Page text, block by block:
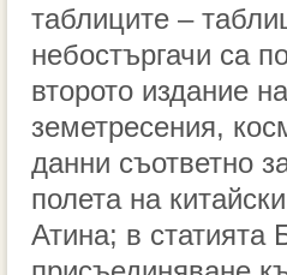
таблиците –
небостъргачи са
второто издание
земетресения,
данни съответно
полета на
Атина; в статията